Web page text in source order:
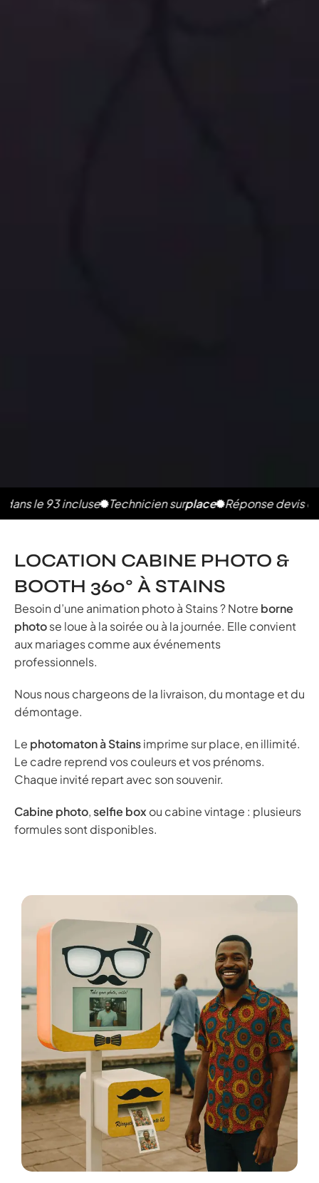
93 incluse Technicien surplace Réponse devis en 2h
LOCATION CABINE PHOTO &
BOOTH 360° À STAINS
Besoin d’une animation photo à Stains ? Notre borne
photose loue à la soirée ou à la journée. Elle convient
aux mariages comme aux événements
professionnels.
Nous nous chargeons de la livraison, du montage et du
démontage.
Le photomaton à Stainsimprime sur place, en illimité.
Le cadre reprend vos couleurs et vos prénoms.
Chaque invité repart avec son souvenir.
Cabine photo,selfie box ou cabine vintage : plusieurs
formules sont disponibles.